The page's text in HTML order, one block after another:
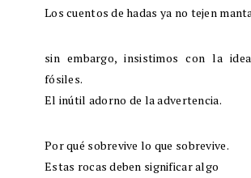
Los cuentos de hadas ya no tejen
sin embargo, insistimos con la
fósiles.
El inútil adorno de la advertencia.
Por qué sobrevive lo que sobrevive.
Estas rocas deben significar algo